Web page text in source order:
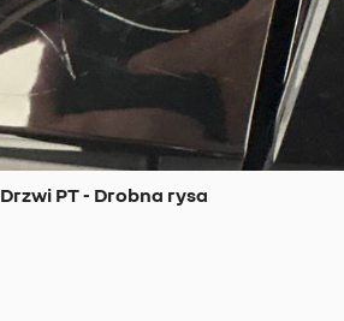
Drzwi PT - Drobna rysa